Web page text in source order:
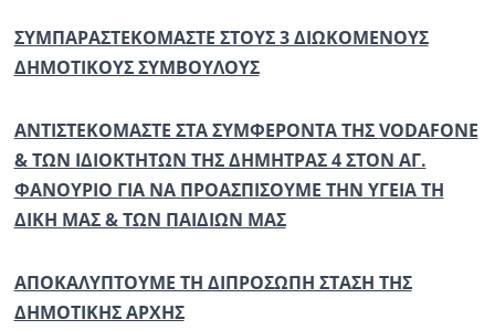
ΣΥΜΠΑΡΑΣΤΕΚΟΜΑΣΤΕ ΣΤΟΥΣ 3 ΔΙΩΚΟΜΕΝΟΥΣ
ΔΗΜΟΤΙΚΟΥΣ ΣΥΜΒΟΥΛΟΥΣ
ΑΝΤΙΣΤΕΚΟΜΑΣΤΕ ΣΤΑ ΣΥΜΦΕΡΟΝΤΑ ΤΗΣVODAFONE
& ΤΩΝ ΙΔΙΟΚΤΗΤΩΝ ΤΗΣ ΔΗΜΗΤΡΑΣ 4 ΣΤΟΝ ΑΓ.
ΦΑΝΟΥΡΙΟ ΓΙΑ ΝΑ ΠΡΟΑΣΠΙΣΟΥΜΕ ΤΗΝ ΥΓΕΙΑ ΤΗ
ΔΙΚΗ ΜΑΣ & ΤΩΝ ΠΑΙΔΙΩΝ ΜΑΣ
ΑΠΟΚΑΛΥΠΤΟΥΜΕ ΤΗ ΔΙΠΡΟΣΩΠΗ ΣΤΑΣΗ ΤΗΣ
ΔΗΜΟΤΙΚΗΣ ΑΡΧΗΣ